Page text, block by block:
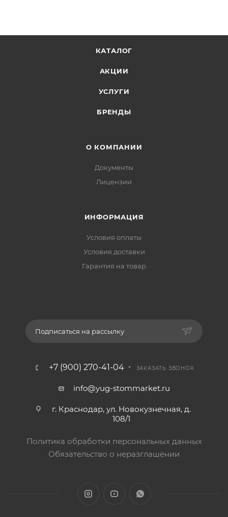
КАТАЛОГ
АКЦИИ
УСЛУГИ
БРЕНДЫ
О КОМПАНИИ
Документы
Лицензии
ИНФОРМАЦИЯ
Условия оплаты
Условия доставки
Гарантия на товар
Подписаться на рассылку
+7 (900) 270-41-04 ЗАКАЗАТЬ ЗВОНОК
info@yug-stommarket.ru
г. Краснодар, ул. Новокузнечная, д.
108/1
Политика обработки персональных данных
Обязательство о неразглашении